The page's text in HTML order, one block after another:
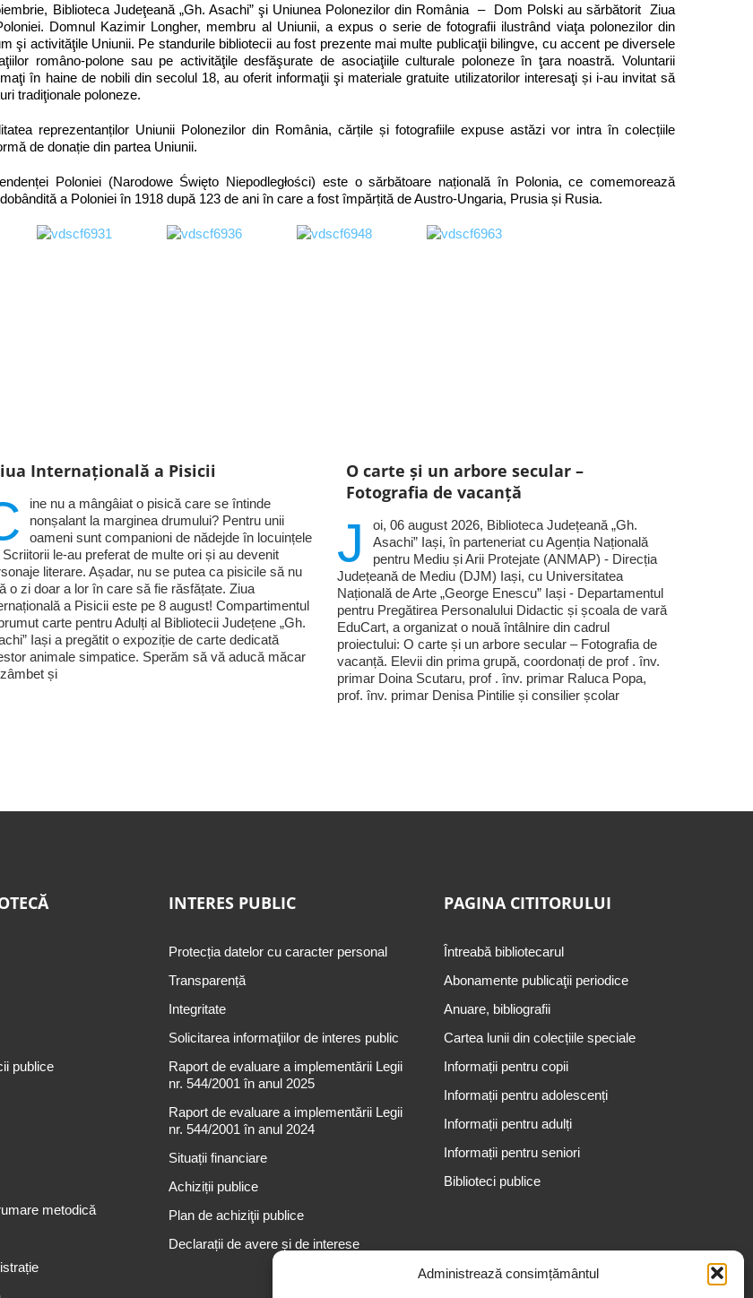
Administrează consimțământul
Biblioteca Judeţeană „Gh. Asachi” şi Uniunea Polonezilor din România – Dom Polski au sărbătorit Ziua
Domnul Kazimir Longher, membru al Uniunii, a expus o serie de fotografii ilustrând viaţa polonezilor din
şi activităţile Uniunii. Pe standurile bibliotecii au fost prezente mai multe publicaţii bilingve, cu accent pe diversele
româno-polone sau pe activităţile desfăşurate de asociaţiile culturale poloneze în ţara noastră. Voluntarii
în haine de nobili din secolul 18, au oferit informaţii şi materiale gratuite utilizatorilor interesaţi și i-au invitat să
tradiţionale poloneze.
reprezentanților Uniunii Polonezilor din România, cărțile și fotografiile expuse astăzi vor intra în colecțiile
de donație din partea Uniunii.
Poloniei (Narodowe Święto Niepodległości) este o sărbătoare națională în Polonia, ce comemorează
a Poloniei în 1918 după 123 de ani în care a fost împărțită de Austro-Ungaria, Prusia și Rusia.
Internațională a Pisicii
ine nu a mângâiat o pisică care se întinde
nonșalant la marginea drumului? Pentru unii
oameni sunt companioni de nădejde în locuințele
Scriitorii le-au preferat de multe ori și au devenit
literare. Așadar, nu se putea ca pisicile să nu
o zi doar a lor în care să fie răsfățate. Ziua
a Pisicii este pe 8 august! Compartimentul
carte pentru Adulți al Bibliotecii Județene „Gh.
Iași a pregătit o expoziție de carte dedicată
animale simpatice. Sperăm să vă aducă măcar
și
O carte și un arbore secular –
Fotografia de vacanță
J
oi, 06 august 2026, Biblioteca Județeană „Gh.
Asachi” Iași, în parteneriat cu Agenția Națională
pentru Mediu și Arii Protejate (ANMAP) - Direcția
Județeană de Mediu (DJM) Iași, cu Universitatea
Națională de Arte „George Enescu” Iași - Departamentul
pentru Pregătirea Personalului Didactic și școala de vară
EduCart, a organizat o nouă întâlnire din cadrul
proiectului: O carte și un arbore secular – Fotografia de
vacanță. Elevii din prima grupă, coordonați de prof . înv.
primar Doina Scutaru, prof . înv. primar Raluca Popa,
prof. înv. primar Denisa Pintilie și consilier școlar
publice
metodică
INTERES PUBLIC
Protecția datelor cu caracter personal
Transparență
Integritate
Solicitarea informaţiilor de interes public
Raport de evaluare a implementării Legii
nr. 544/2001 în anul 2025
Raport de evaluare a implementării Legii
nr. 544/2001 în anul 2024
Situații financiare
Achiziții publice
Plan de achiziţii publice
Declarații de avere și de interese
PAGINA CITITORULUI
Întreabă bibliotecarul
Abonamente publicaţii periodice
Anuare, bibliografii
Cartea lunii din colecțiile speciale
Informații pentru copii
Informații pentru adolescenți
Informații pentru adulți
Informații pentru seniori
Biblioteci publice